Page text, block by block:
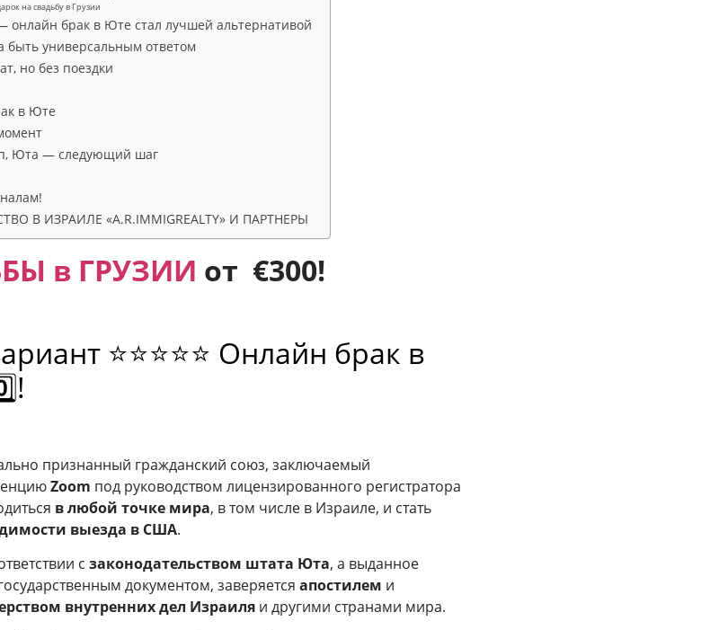
на свадьбу в Грузии
брак в Юте стал лучшей альтернативой
быть универсальным ответом
но без поездки
в Юте
Юта — следующий шаг
В ИЗРАИЛЕ «A.R.IMMIGREALTY» И ПАРТНЕРЫ
в ГРУЗИИ от €300!
⭐⭐⭐⭐⭐ Онлайн брак в
признанный гражданский союз, заключаемый
Zoom под руководством лицензированного регистратора
в любой точке мира, в том числе в Израиле, и стать
выезда в США.
с законодательством штата Юта, а выданное
документом, заверяется апостилем и
внутренних дел Израиля и другими странами мира.